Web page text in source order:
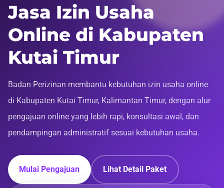
Jasa Izin Usaha
Online di Kabupaten
Kutai Timur
Badan Perizinan membantu kebutuhan izin usaha online
di Kabupaten Kutai Timur, Kalimantan Timur, dengan alur
pengajuan online yang lebih rapi, konsultasi awal, dan
pendampingan administratif sesuai kebutuhan usaha.
Mulai Pengajuan Lihat Detail Paket